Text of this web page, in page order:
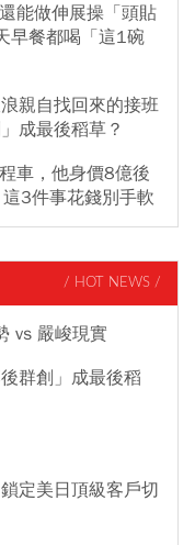
能做伸展操「頭貼
早餐都喝「這1碗
親自找回來的接班
成最後稻草？
車，他身價8億後
3件事花錢別手軟
/ HOT NEWS /
vs 嚴峻現實
群創」成最後稻
定美日頂級客戶切